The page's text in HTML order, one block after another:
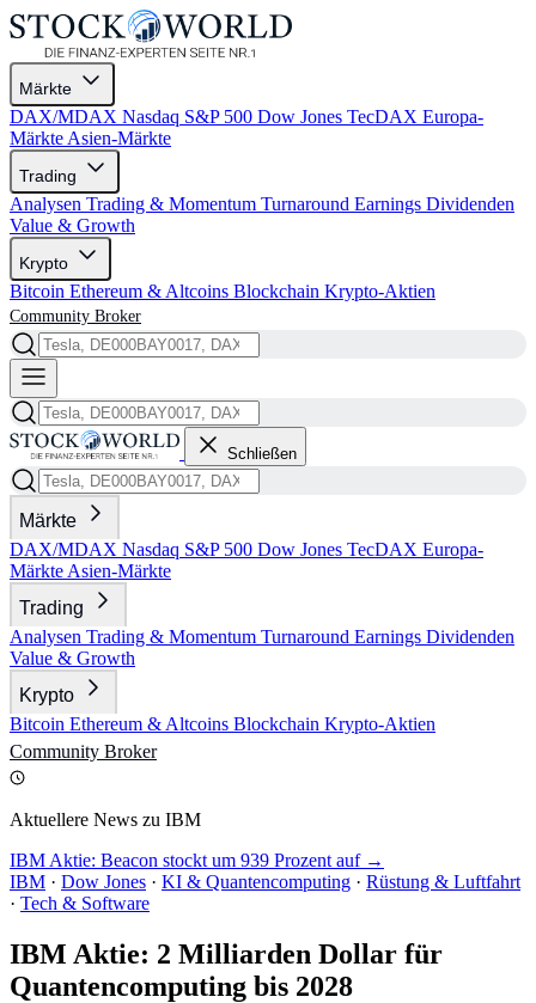
Märkte
DAX/MDAX Nasdaq S&P 500 Dow Jones TecDAX Europa-
Märkte Asien-Märkte
Trading
Analysen Trading & Momentum Turnaround Earnings Dividenden
Value & Growth
Krypto
Bitcoin Ethereum & Altcoins Blockchain Krypto-Aktien
Community Broker
Schließen
Märkte
DAX/MDAX Nasdaq S&P 500 Dow Jones TecDAX Europa-
Märkte Asien-Märkte
Trading
Analysen Trading & Momentum Turnaround Earnings Dividenden
Value & Growth
Krypto
Bitcoin Ethereum & Altcoins Blockchain Krypto-Aktien
Community Broker
Aktuellere News zu IBM
IBM Aktie: Beacon stockt um 939 Prozent auf →
IBM · Dow Jones · KI & Quantencomputing · Rüstung & Luftfahrt
· Tech & Software
IBM Aktie: 2 Milliarden Dollar für
Quantencomputing bis 2028